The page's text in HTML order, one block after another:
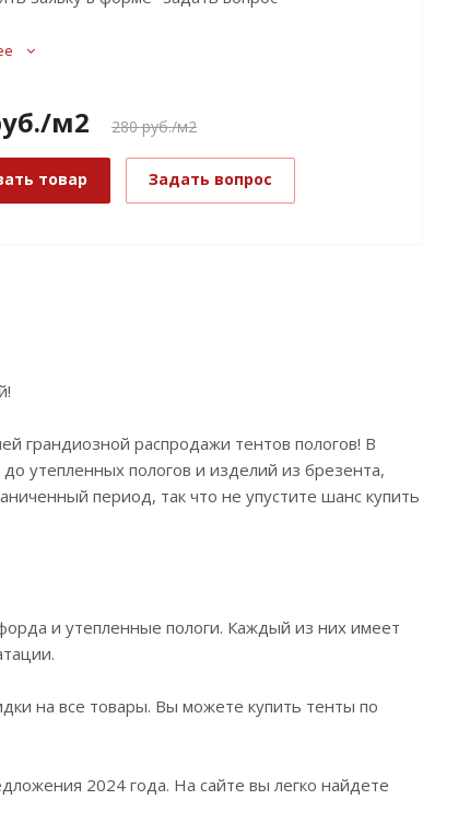
/м2 280 руб./м2
товар Задать вопрос
грандиозной распродажи тентов пологов! В
утепленных пологов и изделий из брезента,
период, так что не упустите шанс купить
и утепленные пологи. Каждый из них имеет
на все товары. Вы можете купить тенты по
2024 года. На сайте вы легко найдете